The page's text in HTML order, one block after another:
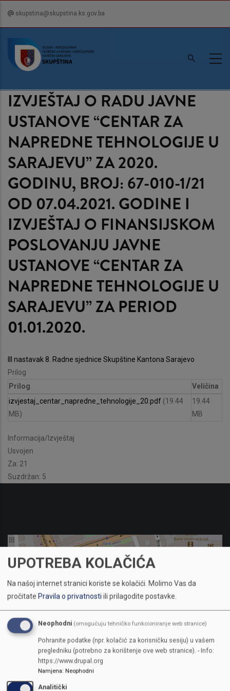
content
skupstina@skupstina.ks.gov.ba
IZVJEŠTAJ O RADU JAVNE
USTANOVE “CENTAR ZA
NAPREDNE TEHNOLOGIJE U
SARAJEVU” ZA 2020.
GODINU, BROJ: 67-010-1/21
OD 07.04.2021. GODINE I
IZVJEŠTAJ O FINANSIJSKOM
POSLOVANJU JAVNE
USTANOVE “CENTAR ZA
NAPREDNE TEHNOLOGIJE U
SARAJEVU” ZA PERIOD
01.01.2020.
III nastavak 8. Radne sjednice Skupštine Kantona Sarajevo
Prilog
Prilog
Veličina
izvjestaj_centar_napredne_tehnologije_20.pdf (19.44
MB)
19.44
MB
Informacija/Izvještaj
Usvojen
Za: 21
Suzdržan: 5
UPOTREBA KOLAČIĆA
Na našoj internet stranici koriste se kolačići. Molimo Vas da
pročitate Pravila o privatnostiili prilagodite postavke.
Neophodni (omogućuju tehničko funkcioniranje web stranice)
Pohranite podatke (npr. kolačić za korisničku sesiju) u vašem
pregledniku (potrebno za korištenje ove web stranice). - Info:
https://www.drupal.org
Namjena: Neophodni
Analitički